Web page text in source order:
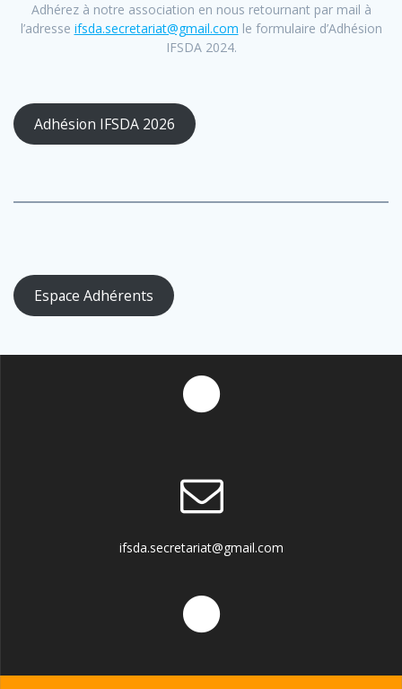
Adhérez à notre association en nous retournant par mail à
l’adresse ifsda.secretariat@gmail.com le formulaire d’Adhésion
IFSDA 2024.
Adhésion IFSDA 2026
Espace Adhérents
ifsda.secretariat@gmail.com